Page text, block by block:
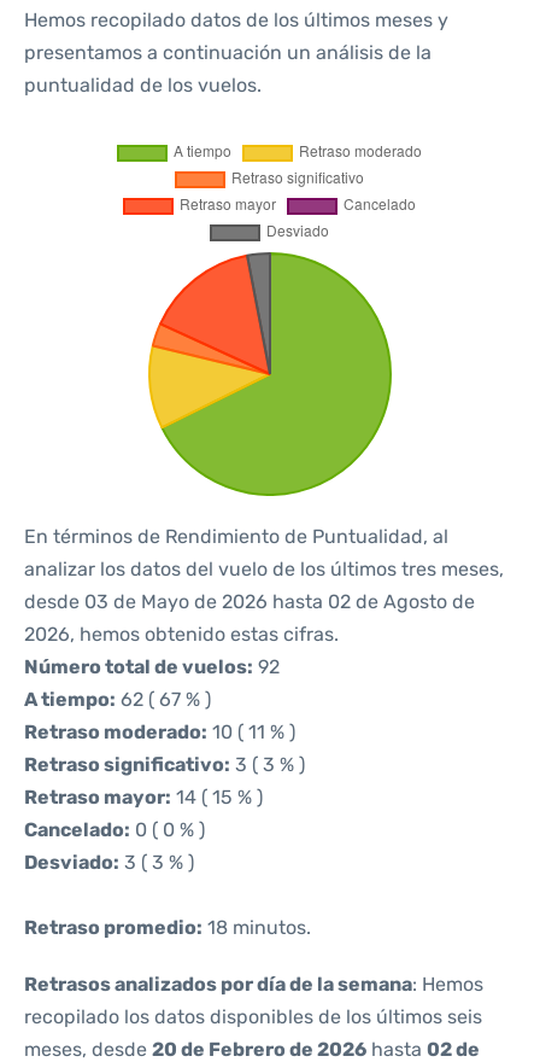
Hemos recopilado datos de los últimos meses y
presentamos a continuación un análisis de la
puntualidad de los vuelos.
En términos de Rendimiento de Puntualidad, al
analizar los datos del vuelo de los últimos tres meses,
desde 03 de Mayo de 2026 hasta 02 de Agosto de
2026, hemos obtenido estas cifras.
Número total de vuelos: 92
A tiempo: 62 ( 67 % )
Retraso moderado: 10 ( 11 % )
Retraso significativo: 3 ( 3 % )
Retraso mayor: 14 ( 15 % )
Cancelado: 0 ( 0 % )
Desviado: 3 ( 3 % )
Retraso promedio: 18 minutos.
Retrasos analizados por día de la semana: Hemos
recopilado los datos disponibles de los últimos seis
meses, desde 20 de Febrero de 2026 hasta 02 de